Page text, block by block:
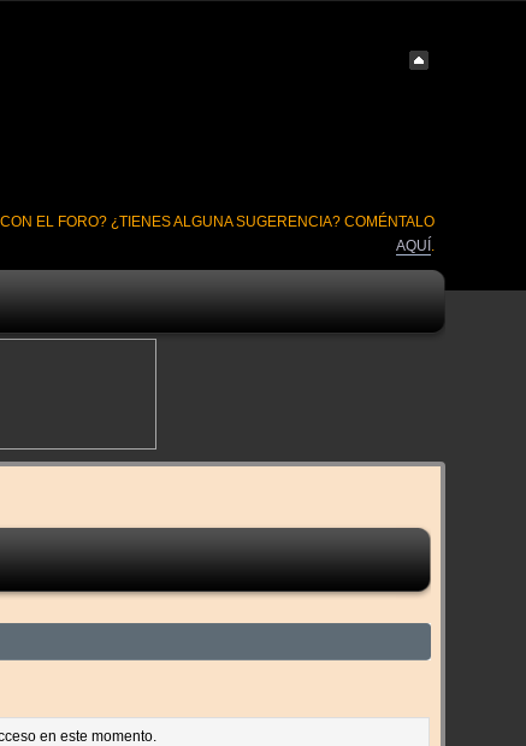
EL FORO? ¿TIENES ALGUNA SUGERENCIA? COMÉNTALO
AQUÍ
en este momento.